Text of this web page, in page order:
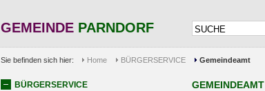
GEMEINDE PARNDORF
Sie befinden sich hier: Home BÜRGERSERVICE Gemeindeamt
BÜRGERSERVICE